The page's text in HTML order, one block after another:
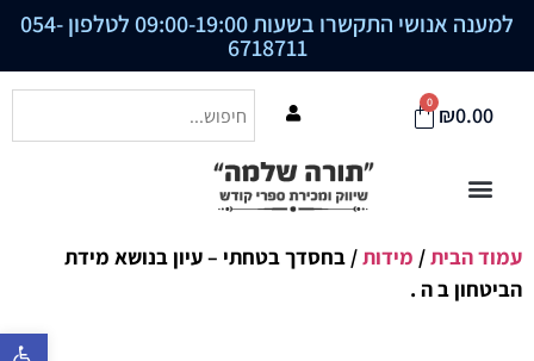
פתח סרגל
למענה אנושי התקשרו בשעות 09:00-19:00 לטלפון 054-
6718711
₪0.00
0
עמוד הבית/ מידות/ בחסדך בטחתי – עיון בנושא מידת
הביטחון ב ה .